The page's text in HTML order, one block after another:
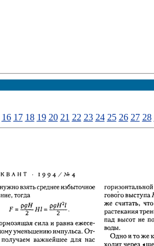
16 17 18 19 20 21 22 23 24 25 26 27 28